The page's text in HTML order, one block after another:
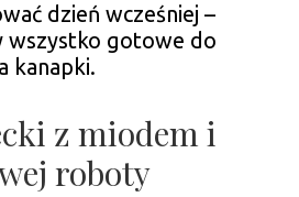
dzień wcześniej –
wszystko gotowe do
kanapki.
z miodem i
roboty